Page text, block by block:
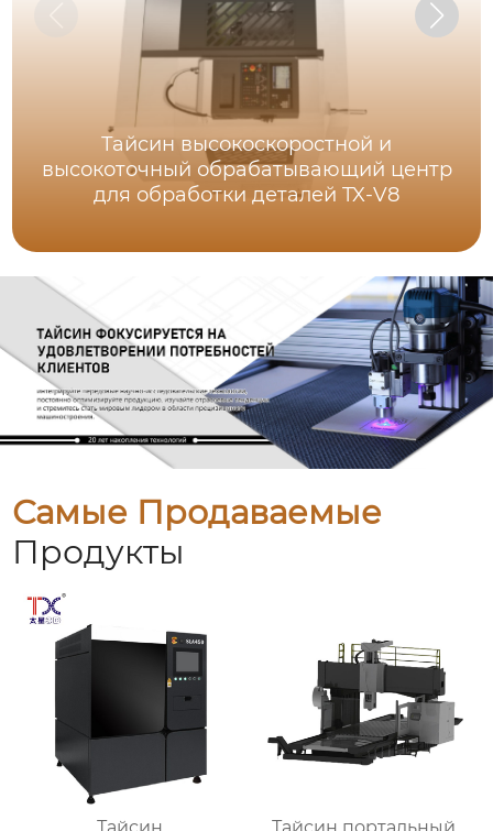
Тайсин высокоскоростной и
высокоточный обрабатывающий центр
для обработки деталей TX-V8
Самые Продаваемые
Продукты